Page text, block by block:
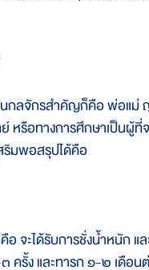
กลจักรสำคัญก็คือ พ่อแม่
หรือทางการศึกษาเป็นผู้ที่
ริมพอสรุปได้คือ
ะได้รับการชั่งน้ำหนัก แล
ครั้ง และทารก ๑-๒ เดือน